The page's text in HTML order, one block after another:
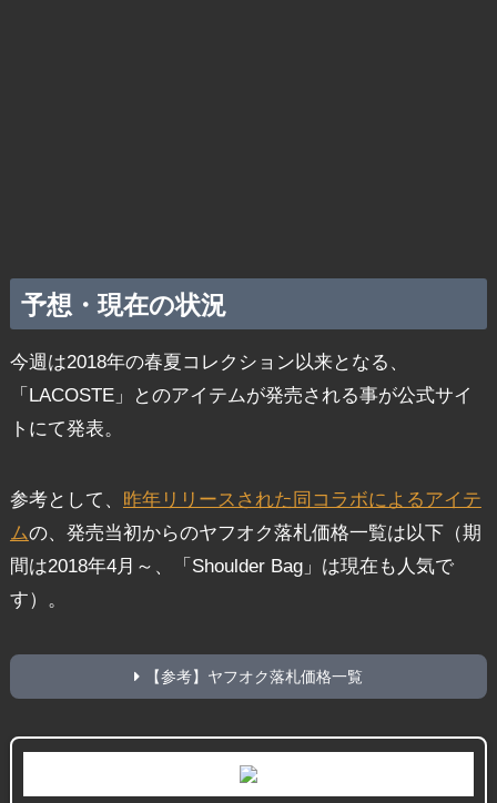
予想・現在の状況
今週は2018年の春夏コレクション以来となる、
「LACOSTE」とのアイテムが発売される事が公式サイ
トにて発表。
参考として、 昨年リリースされた同コラボによるアイテ
ムの、発売当初からのヤフオク落札価格一覧は以下（期
間は2018年4月～、「Shoulder Bag」は現在も人気で
す）。
【参考】ヤフオク落札価格一覧